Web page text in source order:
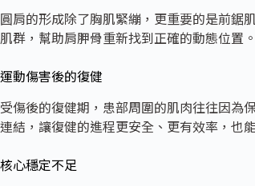
圓肩的形成除了胸肌緊繃，更重要的是前鋸
肌群，幫助肩胛骨重新找到正確的動態位置。
運動傷害後的復健
受傷後的復健期，患部周圍的肌肉往往因為
連結，讓復健的進程更安全、更有效率，也
核心穩定不足